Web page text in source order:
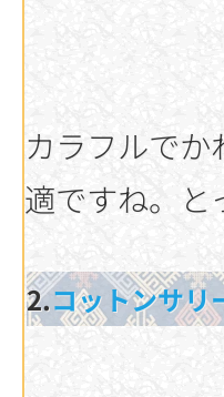
カラフルで
適ですね。と
2.コットンサリ